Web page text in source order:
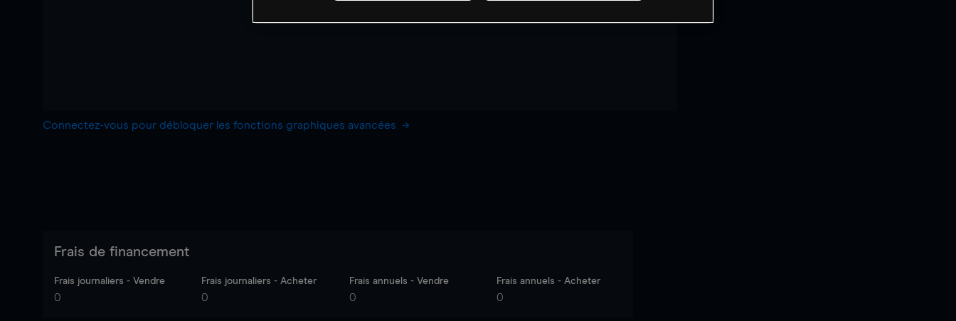
Connectez-vous pour débloquer les fonctions graphiques avancées
Frais de financement
Frais journaliers - Vendre
0
Frais journaliers - Acheter
0
Frais annuels - Vendre
0
Frais annuels - Acheter
0